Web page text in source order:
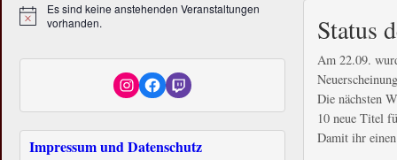
Es sind keine anstehenden Veranstaltungen
vorhanden.
Impressum und Datenschutz
Status
Am 22.09.
Die nächsten
10 neue Titel
Damit ihr